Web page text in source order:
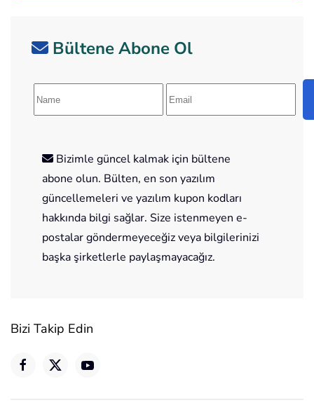
Bültene Abone Ol
Bizimle güncel kalmak için bültene
abone olun. Bülten, en son yazılım
güncellemeleri ve yazılım kupon kodları
hakkında bilgi sağlar. Size istenmeyen e-
postalar göndermeyeceğiz veya bilgilerinizi
başka şirketlerle paylaşmayacağız.
Bizi Takip Edin